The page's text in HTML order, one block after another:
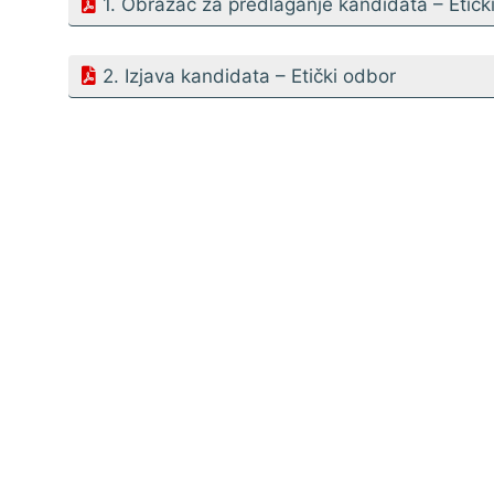
1. Obrazac za predlaganje kandidata –
2. Izjava kandidata – Etički odbor